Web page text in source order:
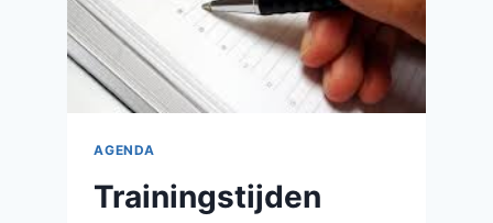
AGENDA
Trainingstijden